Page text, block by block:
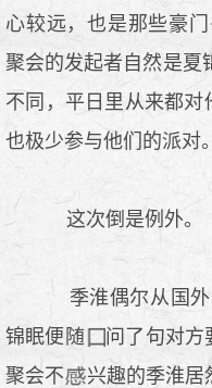
心较远，也是那些豪门
聚会的发起者自然是夏
不同，平日里从来都对
也极少参与他们的派对。
这次倒是例外。
季淮偶尔从国外
锦眠便随
问了句对方
聚会不
兴趣的季淮居